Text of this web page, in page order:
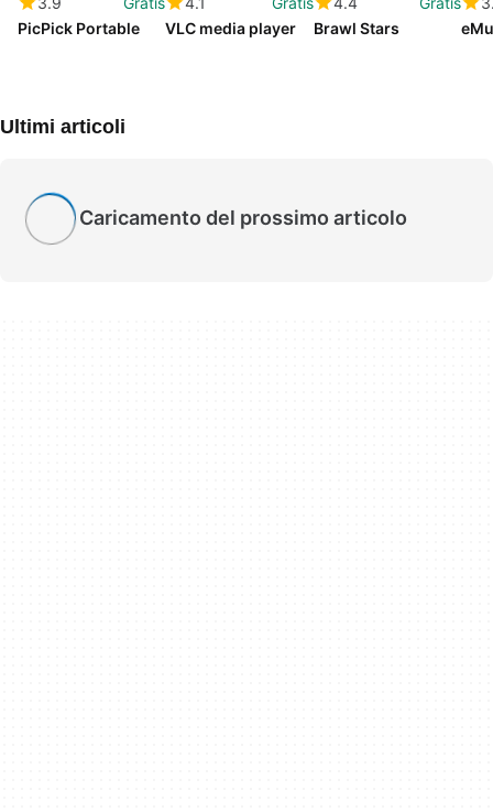
PicPick Portable
VLC media player
Brawl Stars
Ultimi articoli
Caricamento del prossimo articolo